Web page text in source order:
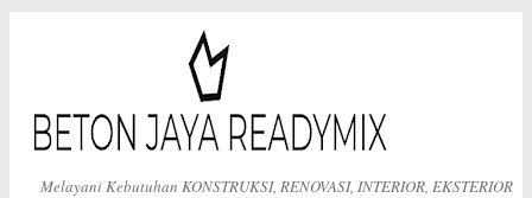
Melayani Kebutuhan KONSTRUKSI, RENOVASI, INTERIOR, EKSTERIOR